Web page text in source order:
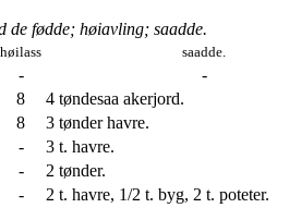
de fødde; høiavling; saadde.
høilass saadde.
-
-
8
4 tøndesaa akerjord.
8
3 tønder havre.
-
3 t. havre.
-
2 tønder.
-
2 t. havre, 1/2 t. byg, 2 t. poteter.